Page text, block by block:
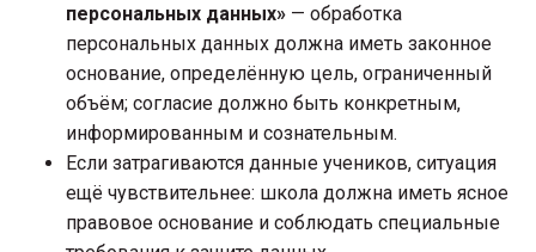
персональных данных» — обработка
персональных данных должна иметь законное
основание, определённую цель, ограниченный
объём; согласие должно быть конкретным,
информированным и сознательным.
Если затрагиваются данные учеников, ситуация
ещё чувствительнее: школа должна иметь ясное
правовое основание и соблюдать специальные